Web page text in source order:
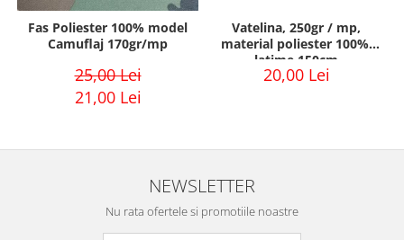
Fas Poliester 100% model
Camuflaj 170gr/mp
25,00 Lei
21,00 Lei
Vatelina, 250gr / mp,
material poliester 100%,
latime 150cm
20,00 Lei
NEWSLETTER
Nu rata ofertele si promotiile noastre